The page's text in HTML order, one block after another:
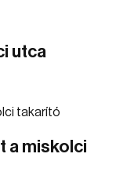
utca
a miskolci